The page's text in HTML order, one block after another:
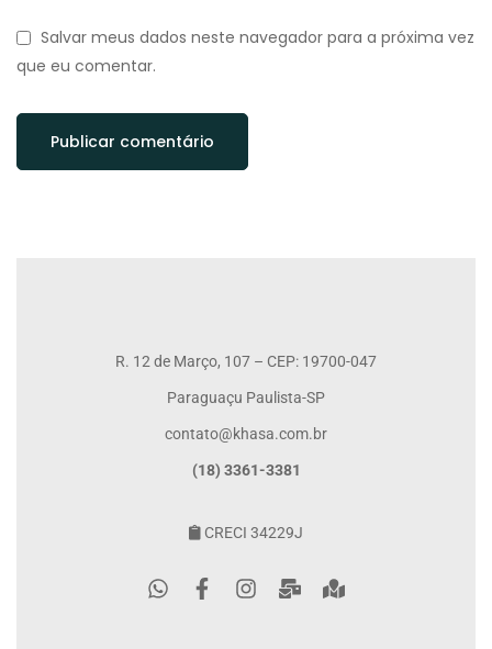
Salvar meus dados neste navegador para a próxima vez
que eu comentar.
R. 12 de Março, 107 – CEP: 19700-047
Paraguaçu Paulista-SP
contato@khasa.com.br
(18) 3361-3381
CRECI 34229J